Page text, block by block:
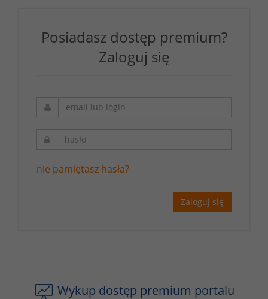
Posiadasz dostęp premium?
Zaloguj się
nie pamiętasz hasła?
Zaloguj się
Wykup dostęp premium portalu